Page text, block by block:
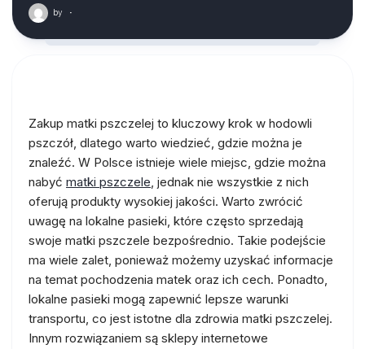
by ·
Zakup matki pszczelej to kluczowy krok w hodowli
pszczół, dlatego warto wiedzieć, gdzie można je
znaleźć. W Polsce istnieje wiele miejsc, gdzie można
nabyć matki pszczele, jednak nie wszystkie z nich
oferują produkty wysokiej jakości. Warto zwrócić
uwagę na lokalne pasieki, które często sprzedają
swoje matki pszczele bezpośrednio. Takie podejście
ma wiele zalet, ponieważ możemy uzyskać informacje
na temat pochodzenia matek oraz ich cech. Ponadto,
lokalne pasieki mogą zapewnić lepsze warunki
transportu, co jest istotne dla zdrowia matki pszczelej.
Innym rozwiązaniem są sklepy internetowe